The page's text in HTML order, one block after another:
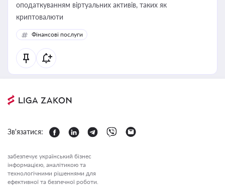
оподаткуванням віртуальних активів, таких як
криптовалюти
Фінансові послуги
Зв'язатися:
забезпечує український бізнес
інформацією, аналітикою та
технологічними рішеннями для
ефективної та безпечної роботи.